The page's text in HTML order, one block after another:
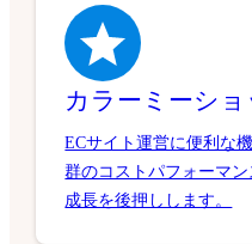
カラーミーシ
ECサイト運営に便利な
群のコストパフォーマ
成長を後押しします。